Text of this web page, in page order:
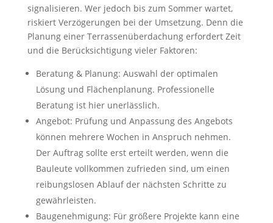
signalisieren. Wer jedoch bis zum Sommer wartet,
riskiert Verzögerungen bei der Umsetzung. Denn die
Planung einer Terrassenüberdachung erfordert Zeit
und die Berücksichtigung vieler Faktoren:
Beratung & Planung: Auswahl der optimalen
Lösung und Flächenplanung. Professionelle
Beratung ist hier unerlässlich.
Angebot: Prüfung und Anpassung des Angebots
können mehrere Wochen in Anspruch nehmen.
Der Auftrag sollte erst erteilt werden, wenn die
Bauleute vollkommen zufrieden sind, um einen
reibungslosen Ablauf der nächsten Schritte zu
gewährleisten.
Baugenehmigung: Für größere Projekte kann eine